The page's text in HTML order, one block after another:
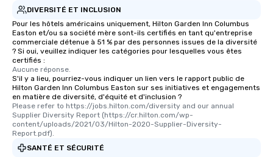
DIVERSITÉ ET INCLUSION
Pour les hôtels américains uniquement, Hilton Garden Inn Columbus
Easton et/ou sa société mère sont-ils certifiés en tant qu'entreprise
commerciale détenue à 51 % par des personnes issues de la diversité
? Si oui, veuillez indiquer les catégories pour lesquelles vous êtes
certifiés :
Aucune réponse.
S'il y a lieu, pourriez-vous indiquer un lien vers le rapport public de
Hilton Garden Inn Columbus Easton sur ses initiatives et engagements
en matière de diversité, d'équité et d'inclusion ?
Please refer to https://jobs.hilton.com/diversity and our annual
Supplier Diversity Report (https://cr.hilton.com/wp-
content/uploads/2021/03/Hilton-2020-Supplier-Diversity-
Report.pdf).
SANTÉ ET SÉCURITÉ